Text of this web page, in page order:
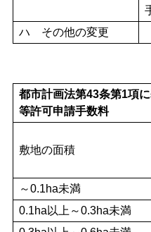
ハ その他の変更
都市計画法第43条第1項
等許可申請手数料
敷地の面積
～0.1ha未満
0.1ha以上～0.3ha未満